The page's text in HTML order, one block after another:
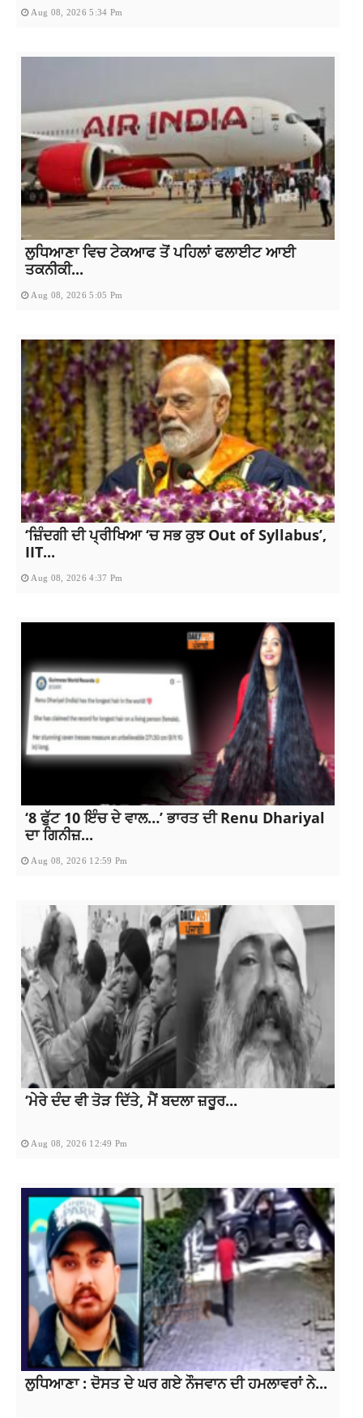
Aug 08, 2026 5:34 Pm
ਲੁਧਿਆਣਾ ਵਿਚ ਟੇਕਆਫ ਤੋਂ ਪਹਿਲਾਂ ਫਲਾਈਟ ਆਈ
ਤਕਨੀਕੀ...
Aug 08, 2026 5:05 Pm
‘ਜ਼ਿੰਦਗੀ ਦੀ ਪ੍ਰੀਖਿਆ ‘ਚ ਸਭ ਕੁਝ Out of Syllabus’,
IIT...
Aug 08, 2026 4:37 Pm
‘8 ਫੁੱਟ 10 ਇੰਚ ਦੇ ਵਾਲ…’ ਭਾਰਤ ਦੀ Renu Dhariyal
ਦਾ ਗਿਨੀਜ਼...
Aug 08, 2026 12:59 Pm
‘ਮੇਰੇ ਦੰਦ ਵੀ ਤੋੜ ਦਿੱਤੇ, ਮੈਂ ਬਦਲਾ ਜ਼ਰੂਰ...
Aug 08, 2026 12:49 Pm
ਲੁਧਿਆਣਾ : ਦੋਸਤ ਦੇ ਘਰ ਗਏ ਨੌਜਵਾਨ ਦੀ ਹਮਲਾਵਰਾਂ ਨੇ...